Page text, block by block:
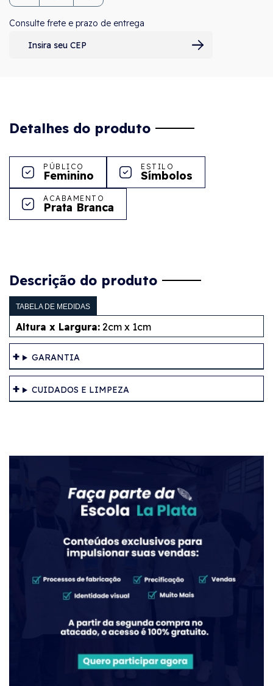
Consulte frete e prazo de entrega
Detalhes do produto
PÚBLICO
Feminino
ESTILO
Símbolos
ACABAMENTO
Prata Branca
Descrição do produto
TABELA DE MEDIDAS
Altura x Largura: 2cm x 1cm
GARANTIA
CUIDADOS E LIMPEZA